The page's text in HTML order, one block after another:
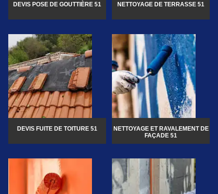
DEVIS POSE DE GOUTTIÈRE 51 NETTOYAGE DE TERRASSE 51
DEVIS FUITE DE TOITURE 51
NETTOYAGE ET RAVALEMENT DE
FAÇADE 51